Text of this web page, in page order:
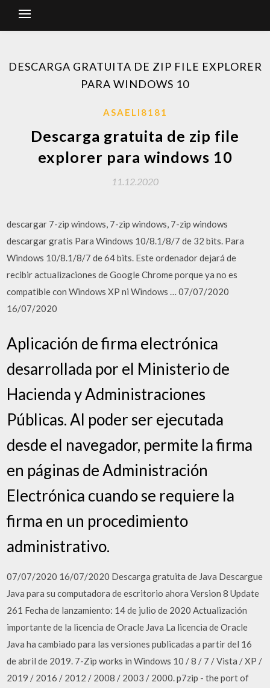
DESCARGA GRATUITA DE ZIP FILE EXPLORER
PARA WINDOWS 10
ASAELI8181
Descarga gratuita de zip file
explorer para windows 10
11.12.2020
descargar 7-zip windows, 7-zip windows, 7-zip windows
descargar gratis Para Windows 10/8.1/8/7 de 32 bits. Para
Windows 10/8.1/8/7 de 64 bits. Este ordenador dejará de
recibir actualizaciones de Google Chrome porque ya no es
compatible con Windows XP ni Windows … 07/07/2020
16/07/2020
Aplicación de firma electrónica
desarrollada por el Ministerio de
Hacienda y Administraciones
Públicas. Al poder ser ejecutada
desde el navegador, permite la firma
en páginas de Administración
Electrónica cuando se requiere la
firma en un procedimiento
administrativo.
07/07/2020 16/07/2020 Descarga gratuita de Java Descargue
Java para su computadora de escritorio ahora Version 8 Update
261 Fecha de lanzamiento: 14 de julio de 2020 Actualización
importante de la licencia de Oracle Java La licencia de Oracle
Java ha cambiado para las versiones publicadas a partir del 16
de abril de 2019. 7-Zip works in Windows 10 / 8 / 7 / Vista / XP /
2019 / 2016 / 2012 / 2008 / 2003 / 2000. p7zip - the port of